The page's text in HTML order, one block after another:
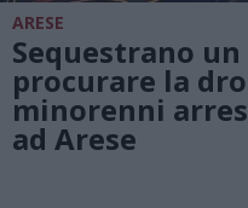
ARESE
Sequestrano
procurare la
minorenni
ad Arese